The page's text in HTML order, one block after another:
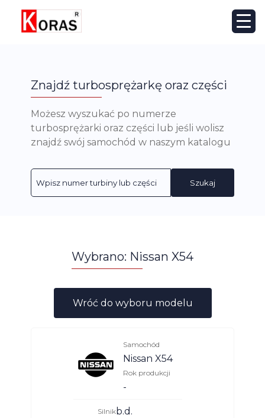
Znajdź turbosprężarkę oraz części
Możesz wyszukać po numerze
turbosprężarki oraz części lub jeśli wolisz
znajdź swój samochód w naszym katalogu
Szukaj
Wybrano: Nissan X54
Wróć do wyboru modelu
Samochód
Nissan X54
Rok produkcji
-
Silnikb.d.